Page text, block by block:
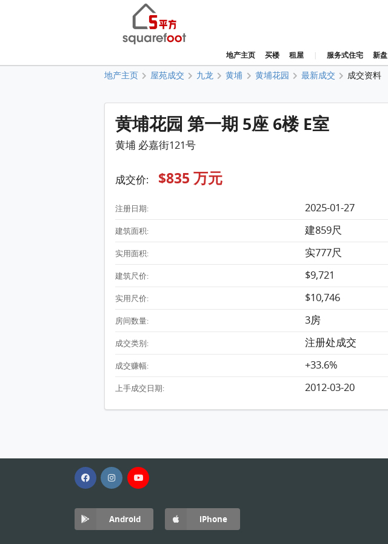
地产主页 买楼 租屋 | 服务式住宅 新盘
地产主页 屋苑成交 九龙 黄埔 黄埔花园 最新成交 成交资料
黄埔花园 第一期 5座 6楼 E室
黄埔 必嘉街121号
成交价: $835 万元
注册日期: 2025-01-27
建筑面积: 建859尺
实用面积: 实777尺
建筑尺价: $9,721
实用尺价: $10,746
房间数量: 3房
成交类别: 注册处成交
成交赚幅: +33.6%
上手成交日期: 2012-03-20
Android iPhone